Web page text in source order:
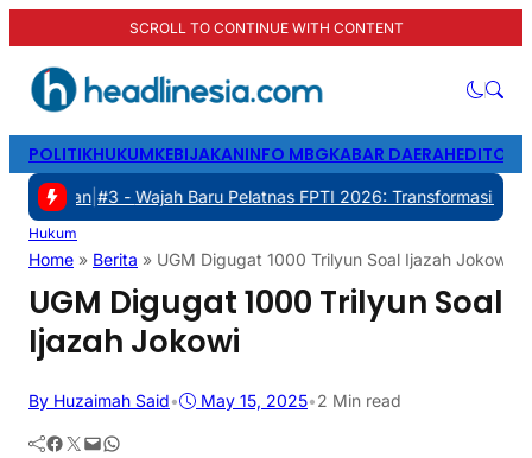
SCROLL TO CONTINUE WITH CONTENT
POLITIKHUKUMKEBIJAKANINFO MBGKABAR DAERAH
#3 - Wajah Baru Pelatnas FPTI 2026: Transformasi Manajemen,
Hukum
Home » Berita » UGM Digugat 1000 Trilyun Soal Ijazah Jokowi
UGM Digugat 1000 Trilyun Soal
Ijazah Jokowi
By Huzaimah Said• May 15, 2025•2 Min read
Facebook Twitter Mail WhatsApp